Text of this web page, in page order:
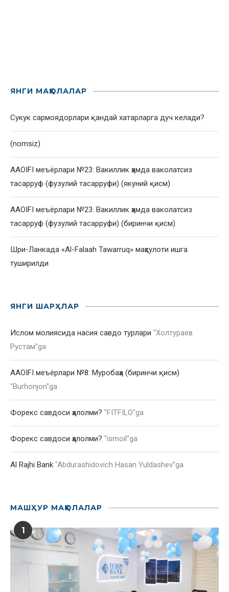
ЯНГИ МАҚОЛАЛАР
Сукук сармоядорлари қандай хатарларга дуч келади?
(nomsiz)
AAOIFI меъёрлари №23: Вакиллик ҳамда ваколатсиз
тасарруф (фузулий тасарруфи) (якуний қисм)
AAOIFI меъёрлари №23: Вакиллик ҳамда ваколатсиз
тасарруф (фузулий тасарруфи) (биринчи қисм)
Шри-Ланкада «Al-Falaah Tawarruq» маҳсулоти ишга
туширилди
ЯНГИ ШАРҲЛАР
Ислом молиясида насия савдо турлари "Холтураев
Рустам"ga
AAOIFI меъёрлари №8: Муробаҳа (биринчи қисм)
"Burhonjon"ga
Форекс савдоси ҳалолми? "FITFILO"ga
Форекс савдоси ҳалолми? "ismoil"ga
Al Rajhi Bank "Abdurashidovich Hasan Yuldashev"ga
МАШҲУР МАҚОЛАЛАР
1